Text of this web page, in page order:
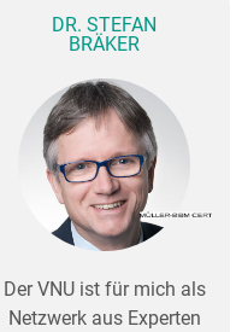
DR. STEFAN
BRÄKER
Der VNU ist für mich als
Netzwerk aus Experten